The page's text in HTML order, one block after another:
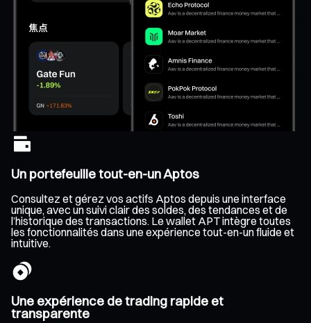
Un portefeuille tout-en-un Aptos
Consultez et gérez vos actifs Aptos depuis une interface
unique, avec un suivi clair des soldes, des tendances et de
l’historique des transactions. Le wallet APT intègre toutes
les fonctionnalités dans une expérience tout-en-un fluide et
intuitive.
Une expérience de trading rapide et
transparente